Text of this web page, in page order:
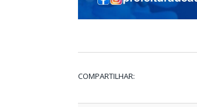
COMPARTILHAR: